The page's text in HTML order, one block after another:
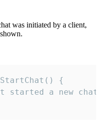
was initiated by a client,
{
started a new